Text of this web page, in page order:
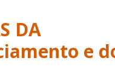
DA
e